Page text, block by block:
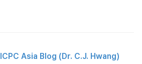
ICPC Asia Blog (Dr. C.J. Hwang)